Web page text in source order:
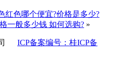
红色哪个便宜?价格是多少?
一般多少钱 如何选购? »
司 ICP备案编号：桂ICP备